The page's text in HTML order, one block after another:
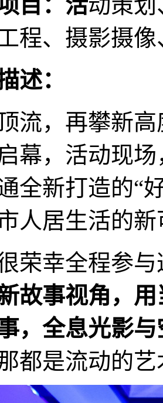
程、摄影摄
述：
流，再攀新
幕，活动现
全新打造的“
人居生活的
荣幸全程参
故事视角，
，全息光影
都是流动的艺